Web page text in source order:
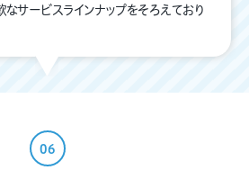
サービスラインナップをそろえており
06